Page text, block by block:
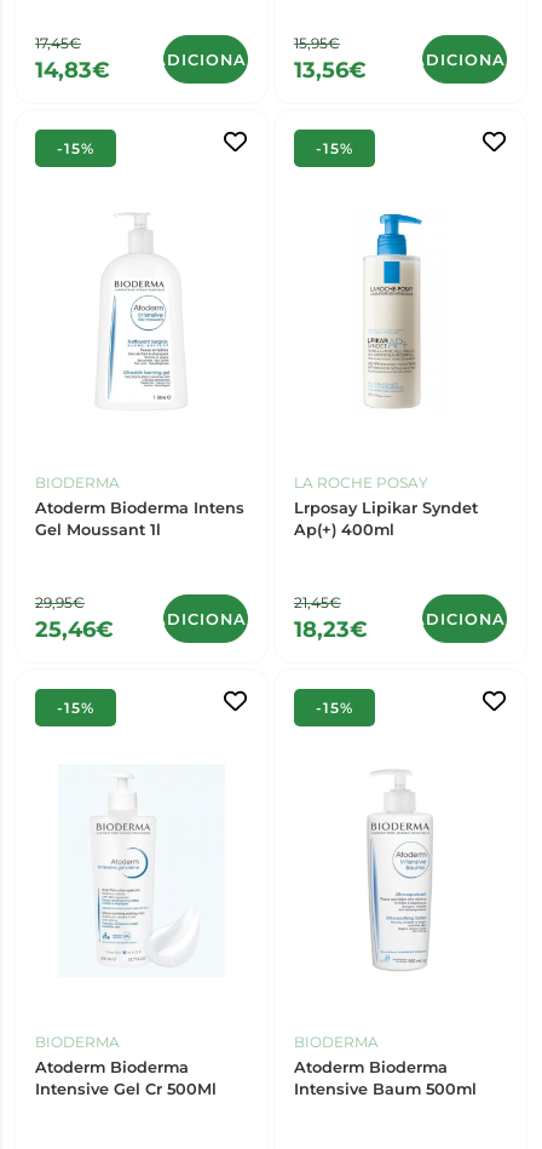
17,45€
14,83€ ADICIONAR
15,95€
13,56€ ADICIONAR
-15%
BIODERMA
Atoderm Bioderma Intens
Gel Moussant 1l
29,95€
25,46€ ADICIONAR
-15%
LA ROCHE POSAY
Lrposay Lipikar Syndet
Ap(+) 400ml
21,45€
18,23€ ADICIONAR
-15%
BIODERMA
Atoderm Bioderma
Intensive Gel Cr 500Ml
-15%
BIODERMA
Atoderm Bioderma
Intensive Baum 500ml